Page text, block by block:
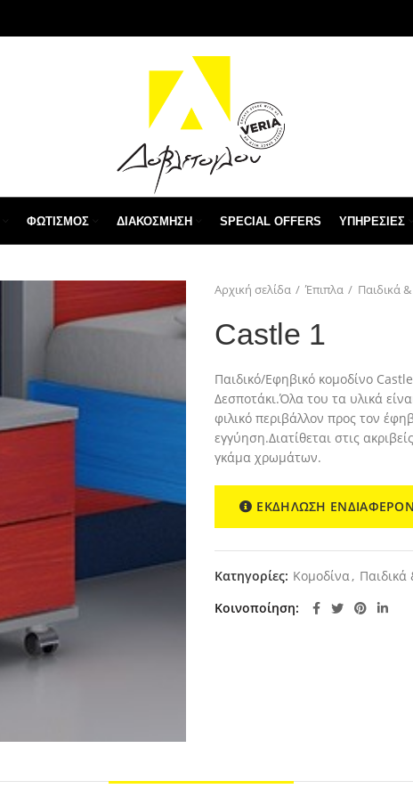
ΦΩΤΙΣΜΌΣ ΔΙΑΚΌΣΜΗΣΗ SPECIAL OFFERS ΥΠΗΡΕΣΙΕΣ
Αρχική σελίδα Έπιπλα Παιδικά
Castle 1
Παιδικό/Εφηβικό κομοδίνο
Δεσποτάκι.Όλα του τα υλικά
φιλικό περιβάλλον προς τον
εγγύηση.Διατίθεται στις
γκάμα χρωμάτων.
ΕΚΔΗΛΩΣΗ
Κατηγορίες: Κομοδίνα, Παιδικά
Κοινοποίηση